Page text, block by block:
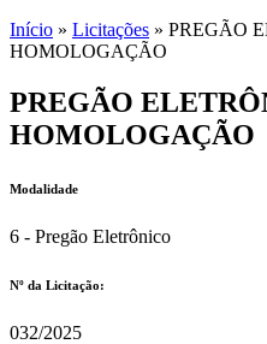
Início » Licitações » PREGÃO
HOMOLOGAÇÃO
PREGÃO
HOMOLOGAÇÃO
Modalidade
6 - Pregão Eletrônico
Nº da Licitação: ​​
032/2025